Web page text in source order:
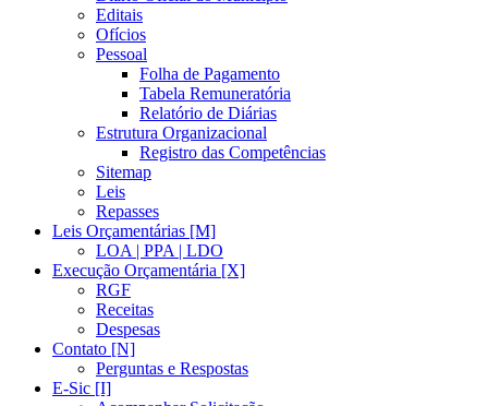
Editais
Ofícios
Pessoal
Folha de Pagamento
Tabela Remuneratória
Relatório de Diárias
Estrutura Organizacional
Registro das Competências
Sitemap
Leis
Repasses
Leis Orçamentárias [M]
LOA | PPA | LDO
Execução Orçamentária [X]
RGF
Receitas
Despesas
Contato [N]
Perguntas e Respostas
E-Sic [I]